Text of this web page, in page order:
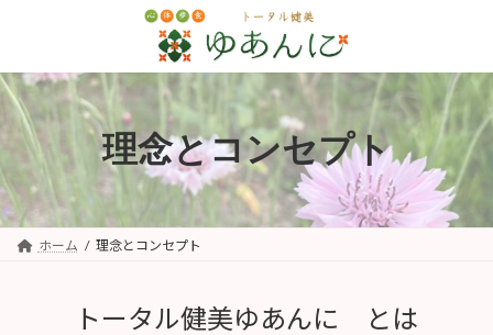
ン
ツ
キ
ッ
ー
シ
に
移
理念とコンセプト
ホーム 理念とコンセプト
トータル健美ゆあんに とは